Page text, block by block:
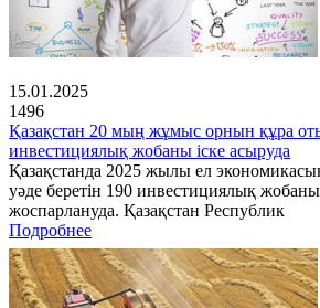
15.01.2025
1496
Қазақстан 20 мың жұмыс орнын құра
инвестициялық жобаны іске асыруда
Қазақстанда 2025 жылы ел
уәде беретін 190 инвестициялық
жоспарлануда. Қазақстан Республик
Подробнее